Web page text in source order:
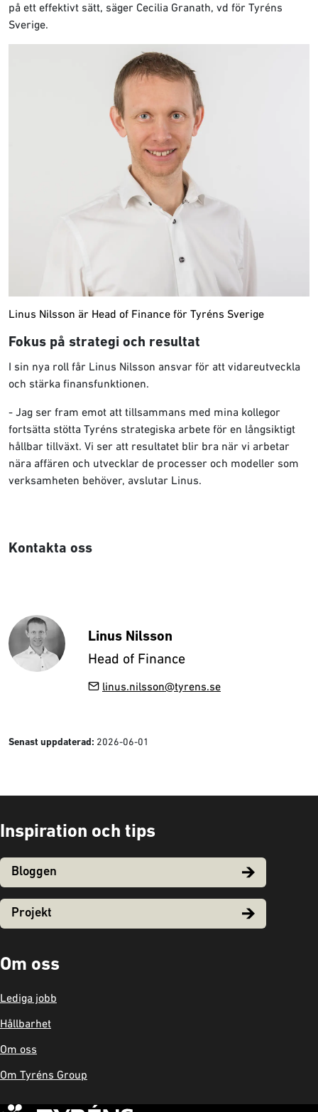
på ett effektivt sätt, säger Cecilia Granath, vd för Tyréns
Sverige.
Linus Nilsson är Head of Finance för Tyréns Sverige
Fokus på strategi och resultat
I sin nya roll får Linus Nilsson ansvar för att vidareutveckla
och stärka finansfunktionen.
- Jag ser fram emot att tillsammans med mina kollegor
fortsätta stötta Tyréns strategiska arbete för en långsiktigt
hållbar tillväxt. Vi ser att resultatet blir bra när vi arbetar
nära affären och utvecklar de processer och modeller som
verksamheten behöver, avslutar Linus.
Kontakta oss
Linus Nilsson
Head of Finance
linus.nilsson@tyrens.se
Senast uppdaterad: 2026-06-01
Inspiration och tips
Bloggen
Projekt
Om oss
Lediga jobb
Hållbarhet
Om oss
Om Tyréns Group